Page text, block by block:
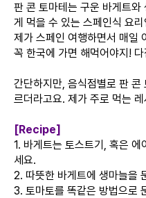
판 콘 토마테는 구운 바게트
게 먹을 수 있는 스페인식 요
제가 스페인 여행하면서 매일
꼭 한국에 가면 해먹어야지!
간단하지만, 음식점별로 판
르더라고요. 제가 주로 먹는
[Recipe]
1. 바게트는 토스트기, 혹은
세요.
2. 따뜻한 바게트에 생마늘을
3. 토마토를 똑같은 방법으로